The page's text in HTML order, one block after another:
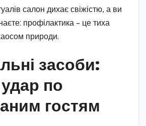
салон дихає свіжістю, а ви
профілактика – це тиха
природи.
засоби:
по
гостям